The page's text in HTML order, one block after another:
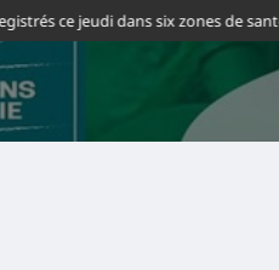
ce jeudi dans six zones de santé